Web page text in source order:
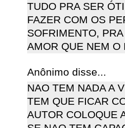
TUDO PRA SER
FAZER COM OS
SOFRIMENTO,
AMOR QUE NEM O
Anônimo disse...
NAO TEM NADA A
TEM QUE FICAR
AUTOR COLOQUE